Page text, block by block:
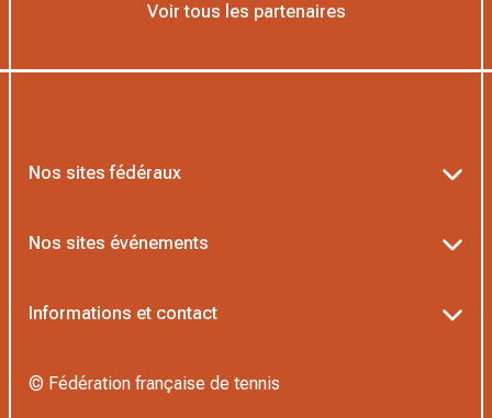
Voir tous les partenaires
Nos sites fédéraux
L’Institut Formation Tennis
Nos sites événements
Informations et contact
© Fédération française de tennis